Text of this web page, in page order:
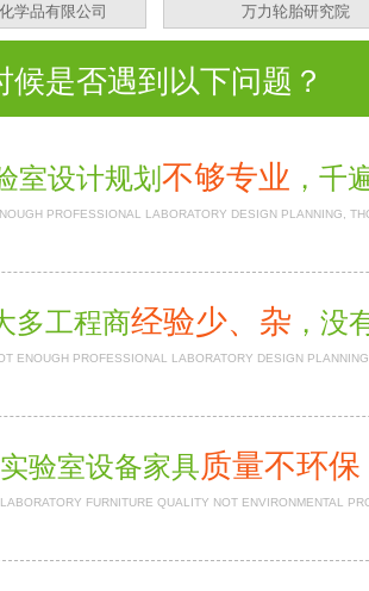
学品有限公司 万力轮胎研究院
是否遇到以下问题？
室设计规划 不够专业 
PROFESSIONAL LABORATORY DESIGN PLANNING,
多工程商经验少、杂 
ENOUGH PROFESSIONAL LABORATORY DESIGN
实验室设备家具质量不环保
LABORATORY FURNITURE QUALITY NOT ENVIRONMENTAL